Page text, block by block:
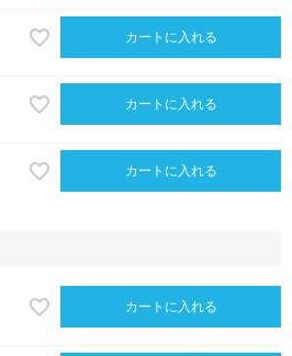
カートに入れる
カートに入れる
カートに入れる
カートに入れる